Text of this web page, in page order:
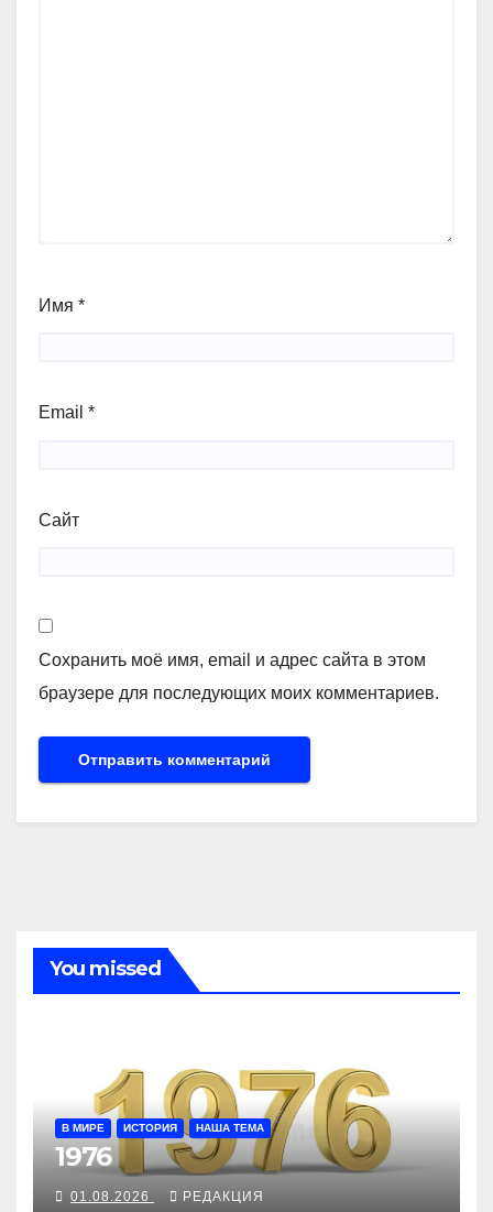
Имя *
Email *
Сайт
Сохранить моё имя, email и адрес сайта в этом
браузере для последующих моих комментариев.
You missed
В МИРЕ ИСТОРИЯ НАША ТЕМА
1976
01.08.2026 РЕДАКЦИЯ